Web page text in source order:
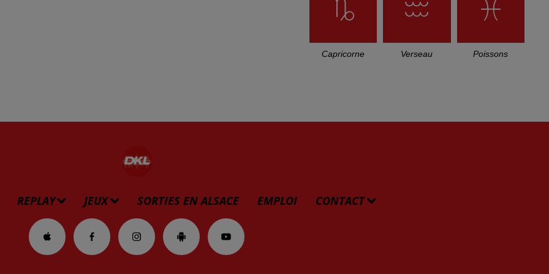
Capricorne Verseau Poissons
REPLAY JEUX SORTIES EN ALSACE EMPLOI CONTACT